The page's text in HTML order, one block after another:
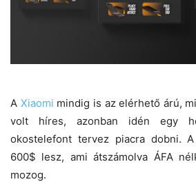
A Xiaomi mindig is az elérhető árú,
volt híres, azonban idén egy
okostelefont tervez piacra dobni.
600$ lesz, ami átszámolva ÁFA
mozog.